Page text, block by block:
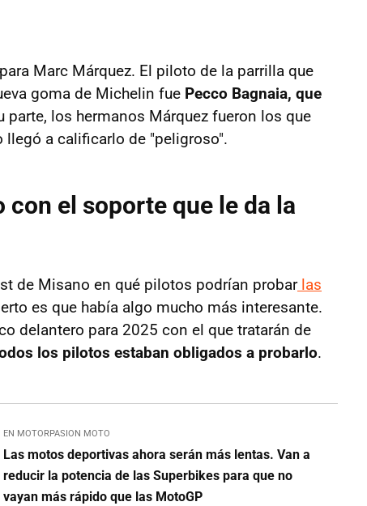
Marc Márquez. El piloto de la parrilla que
goma de Michelin fue Pecco Bagnaia, que
parte, los hermanos Márquez fueron los que
a calificarlo de "peligroso".
el soporte que le da la
de Misano en qué pilotos podrían probarlas
es que había algo mucho más interesante.
delantero para 2025 con el que tratarán de
los pilotos estaban obligados a probarlo.
EN MOTORPASION MOTO
Las motos deportivas ahora serán más lentas. Van a
reducir la potencia de las Superbikes para que no
vayan más rápido que las MotoGP